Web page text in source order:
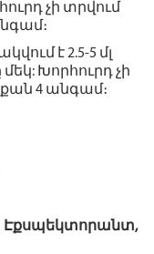
չի տրվում
է 2.5-5 մլ
Խորհուրդ չի
քան 4 անգամ։
Էքսպեկտորանտ,